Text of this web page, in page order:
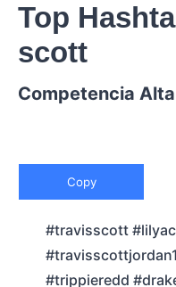
Top
scott
Competencia Alta
Copy
#travisscott
#trippieredd